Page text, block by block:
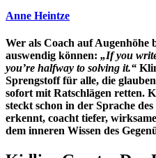
Anne Heintze
Wer als Coach auf Augenhöhe
auswendig können: „If you
you’re halfway to solving it.“
Sprengstoff für alle, die
sofort mit Ratschlägen retten.
steckt schon in der Sprache
erkennt, coacht tiefer,
dem inneren Wissen des